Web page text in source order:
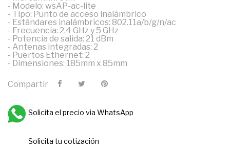
- Modelo: wsAP-ac-lite
- Tipo: Punto de acceso inalámbrico
- Estándares inalámbricos: 802.11a/b/g/n/ac
- Frecuencia: 2.4 GHz y 5 GHz
- Potencia de salida: 21 dBm
- Antenas integradas: 2
- Puertos Ethernet: 2
- Dimensiones: 185mm x 85mm
Compartir
Solicita el precio via WhatsApp
Solicita tu cotización